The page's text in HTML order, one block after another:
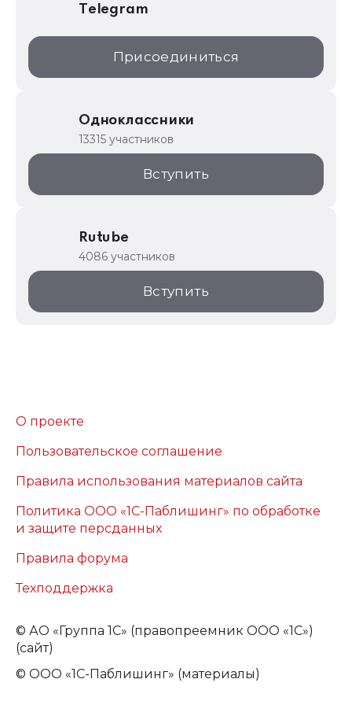
Telegram
Присоединиться
Одноклассники
13315 участников
Вступить
Rutube
4086 участников
Вступить
О проекте
Пользовательское соглашение
Правила использования материалов сайта
Политика ООО «1С-Паблишинг» по обработке
и защите персданных
Правила форума
Техподдержка
© АО «Группа 1С» (правопреемник ООО «1С»)
(сайт)
© ООО «1С-Паблишинг» (материалы)